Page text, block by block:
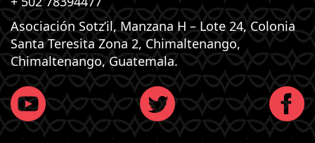
Asociación Sotz’il, Manzana H – Lote 24, Colonia
Santa Teresita Zona 2, Chimaltenango,
Chimaltenango, Guatemala.